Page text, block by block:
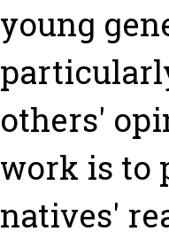
young
others'
work is to
natives'